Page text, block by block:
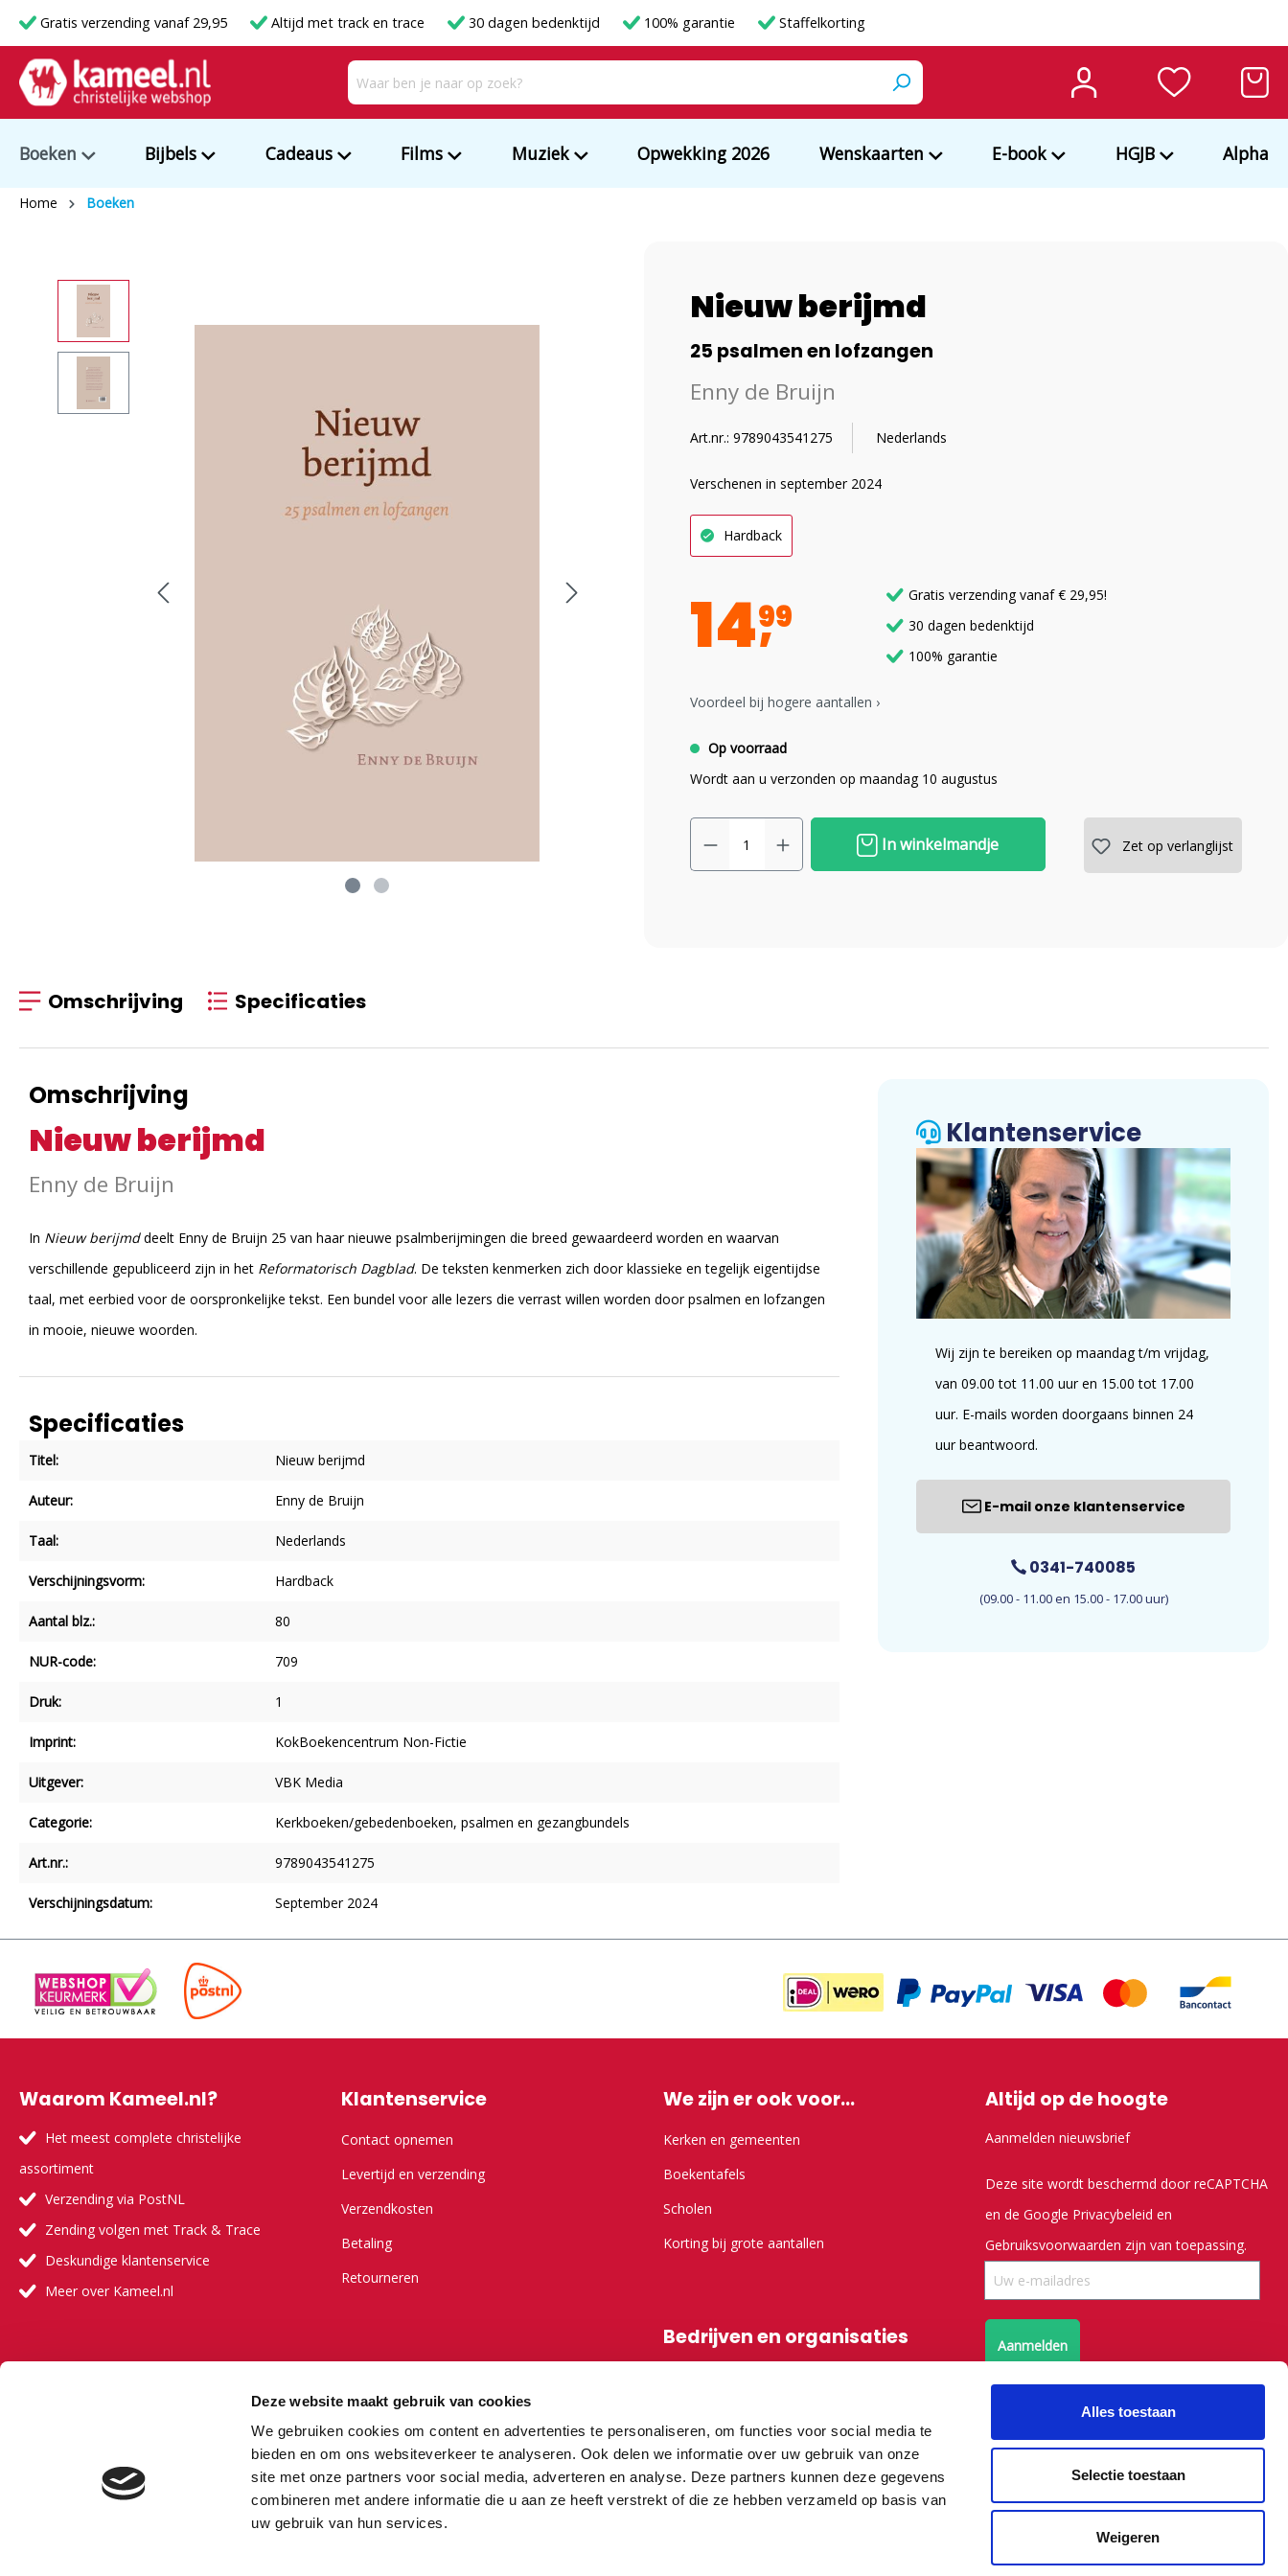
Deze website maakt gebruik van cookies
We gebruiken cookies om content en advertenties te personaliseren, om functies voor social media te
bieden en om ons websiteverkeer te analyseren. Ook delen we informatie over uw gebruik van onze
site met onze partners voor social media, adverteren en analyse. Deze partners kunnen deze gegevens
combineren met andere informatie die u aan ze heeft verstrekt of die ze hebben verzameld op basis van
uw gebruik van hun services.
Alles toestaan
Selectie toestaan
Weigeren
Gratis verzending vanaf 29,95 Altijd met track en trace 30 dagen bedenktijd 100% garantie Staffelkorting
Boeken Bijbels Cadeaus Films Muziek Opwekking 2026 Wenskaarten E-book HGJB Alpha
Home Boeken
Nieuw berijmd
25 psalmen en lofzangen
Enny de Bruijn
Art.nr.: 9789043541275 Nederlands
Verschenen in september 2024
Hardback
1499
Gratis verzending vanaf € 29,95!
30 dagen bedenktijd
100% garantie
Voordeel bij hogere aantallen ›
Op voorraad
Wordt aan u verzonden op maandag 10 augustus
In winkelmandje Zet op verlanglijst
Omschrijving Specificaties
Omschrijving
Nieuw berijmd
Enny de Bruijn
In Nieuw berijmddeelt Enny de Bruijn 25 van haar nieuwe psalmberijmingen die breed gewaardeerd worden en waarvan
verschillende gepubliceerd zijn in het Reformatorisch Dagblad. De teksten kenmerken zich door klassieke en tegelijk eigentijdse
taal, met eerbied voor de oorspronkelijke tekst. Een bundel voor alle lezers die verrast willen worden door psalmen en lofzangen
in mooie, nieuwe woorden.
Specificaties
Titel: Nieuw berijmd
Auteur: Enny de Bruijn
Taal: Nederlands
Verschijningsvorm: Hardback
Aantal blz.: 80
NUR-code: 709
Druk: 1
Imprint: KokBoekencentrum Non-Fictie
Uitgever: VBK Media
Categorie: Kerkboeken/gebedenboeken, psalmen en gezangbundels
Art.nr.: 9789043541275
Verschijningsdatum: September 2024
Klantenservice
Wij zijn te bereiken op maandag t/m vrijdag,
van 09.00 tot 11.00 uur en 15.00 tot 17.00
uur. E-mails worden doorgaans binnen 24
uur beantwoord.
E-mail onze klantenservice
0341-740085
(09.00 - 11.00 en 15.00 - 17.00 uur)
Waarom Kameel.nl?
Het meest complete christelijke
assortiment
Verzending via PostNL
Zending volgen met Track & Trace
Deskundige klantenservice
Meer over Kameel.nl
Klantenservice
Contact opnemen
Levertijd en verzending
Verzendkosten
Betaling
Retourneren
Onze visie
Onze partners
Veelgestelde vragen
Vacature
We zijn er ook voor...
Kerken en gemeenten
Boekentafels
Scholen
Korting bij grote aantallen
Bedrijven en organisaties
Altijd op de hoogte
Aanmelden nieuwsbrief
Deze site wordt beschermd door reCAPTCHA
en de Google Privacybeleid en
Gebruiksvoorwaarden zijn van toepassing.
Aanmelden
Volg ons op X
Volg ons op facebook